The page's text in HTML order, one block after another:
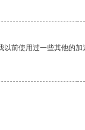
前使用过一些其他的